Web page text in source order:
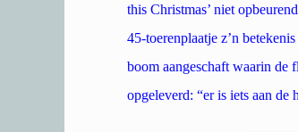
this Christmas’ niet
45-toerenplaatje z’n
boom aangeschaft waarin de
opgeleverd: “er is iets aan